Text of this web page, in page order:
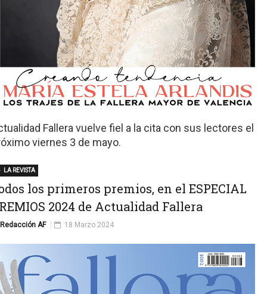
Fallera vuelve fiel a la cita con sus lectores el
viernes 3 de mayo.
los primeros premios, en el ESPECIAL
2024 de Actualidad Fallera
Redacción AF
LA REVISTA
18 Marzo 2024